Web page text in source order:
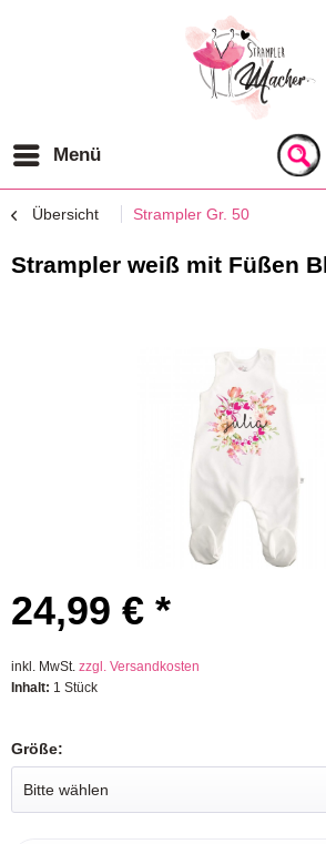
Menü
Übersicht Strampler Gr. 50
Strampler weiß mit Füßen
24,99 € *
inkl. MwSt. zzgl. Versandkosten
Inhalt: 1 Stück
Größe: